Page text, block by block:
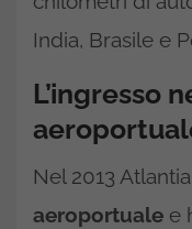
India, Brasile e
L’ingresso
Nel 2013
aeroportuale e